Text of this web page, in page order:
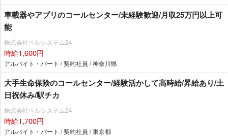
車載器やアプリのコールセンター/未経験歓迎/月収25万円以上可
能
株式会社ベルシステム24
時給1,600円
アルバイト・パート / 契約社員 / 神奈川県
大手生命保険のコールセンター/経験活かして高時給/昇給あり/土
日祝休み/駅チカ
株式会社ベルシステム24
時給1,700円
アルバイト・パート / 契約社員 / 東京都